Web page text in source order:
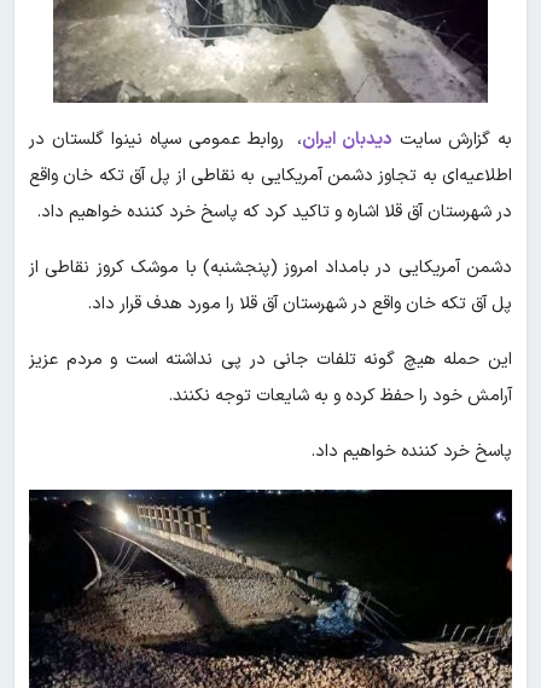
به گزارش سایت دیدبان ایران، روابط عمومی سپاه نینوا گلستان در
اطلاعیه‌ای به تجاوز دشمن آمریکایی به نقاطی از پل آق تکه خان واقع
در شهرستان آق قلا اشاره و تاکید کرد که پاسخ خرد کننده خواهیم داد.
دشمن آمریکایی در بامداد امروز (پنجشنبه) با موشک کروز نقاطی از
پل آق تکه خان واقع در شهرستان آق قلا را مورد هدف قرار داد.
این حمله هیچ گونه تلفات جانی در پی نداشته است و مردم عزیز
آرامش خود را حفظ کرده و به شایعات توجه نکنند.
پاسخ خرد کننده خواهیم داد.